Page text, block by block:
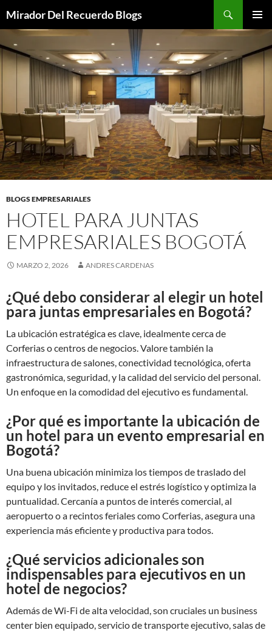
contenido
Mirador Del Recuerdo Blogs
MENÚ
BLOGS EMPRESARIALES
HOTEL PARA JUNTAS
EMPRESARIALES BOGOTÁ
MARZO 2, 2026 ANDRES CARDENAS
¿Qué debo considerar al elegir un hotel
para juntas empresariales en Bogotá?
La ubicación estratégica es clave, idealmente cerca de
Corferias o centros de negocios. Valore también la
infraestructura de salones, conectividad tecnológica, oferta
gastronómica, seguridad, y la calidad del servicio del personal.
Un enfoque en la comodidad del ejecutivo es fundamental.
¿Por qué es importante la ubicación de
un hotel para un evento empresarial en
Bogotá?
Una buena ubicación minimiza los tiempos de traslado del
equipo y los invitados, reduce el estrés logístico y optimiza la
puntualidad. Cercanía a puntos de interés comercial, al
aeropuerto o a recintos feriales como Corferias, asegura una
experiencia más eficiente y productiva para todos.
¿Qué servicios adicionales son
indispensables para ejecutivos en un
hotel de negocios?
Además de Wi-Fi de alta velocidad, son cruciales un business
center bien equipado, servicio de transporte ejecutivo, salas de